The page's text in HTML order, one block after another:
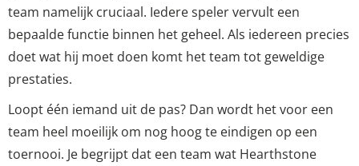
team namelijk cruciaal. Iedere speler vervult een
bepaalde functie binnen het geheel. Als iedereen precies
doet wat hij moet doen komt het team tot geweldige
prestaties.
Loopt één iemand uit de pas? Dan wordt het voor een
team heel moeilijk om nog hoog te eindigen op een
toernooi. Je begrijpt dat een team wat Hearthstone